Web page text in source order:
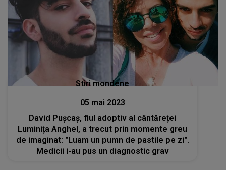
Stiri mondene
05 mai 2023
David Pușcaș, fiul adoptiv al cântăreței
Luminița Anghel, a trecut prin momente greu
de imaginat: "Luam un pumn de pastile pe zi".
Medicii i-au pus un diagnostic grav